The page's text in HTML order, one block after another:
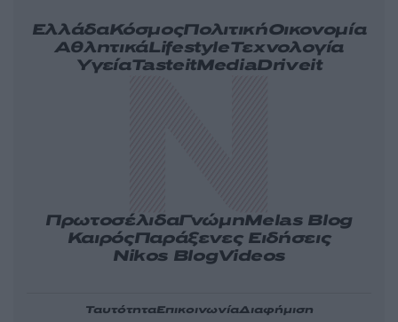
ΕλλάδαΚόσμοςΠολιτικήΟικονομία
ΑθλητικάLifestyleΤεχνολογία
ΥγείαTasteitMediaDriveit
ΠρωτοσέλιδαΓνώμηMelas Blog
ΚαιρόςΠαράξενες Ειδήσεις
Nikos BlogVideos
ΤαυτότηταΕπικοινωνίαΔιαφήμιση